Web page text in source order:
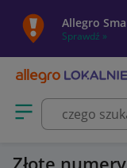
Allegro
Sprawdź »
Otwórz menu z
Złote numery